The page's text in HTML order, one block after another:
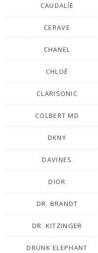
CAUDALÍE
CERAVE
CHANEL
CHLOÉ
CLARISONIC
COLBERT MD
DKNY
DAVINES
DIOR
DR. BRANDT
DR. KITZINGER
DRUNK ELEPHANT